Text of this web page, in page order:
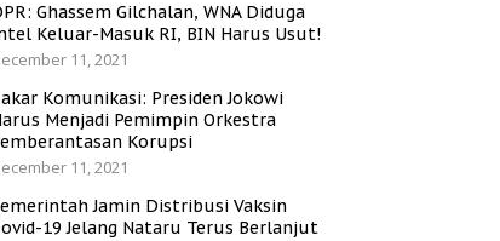
Ghassem Gilchalan, WNA Diduga
Keluar-Masuk RI, BIN Harus Usut!
11, 2021
Komunikasi: Presiden Jokowi
Menjadi Pemimpin Orkestra
Korupsi
11, 2021
Jamin Distribusi Vaksin
19 Jelang Nataru Terus Berlanjut